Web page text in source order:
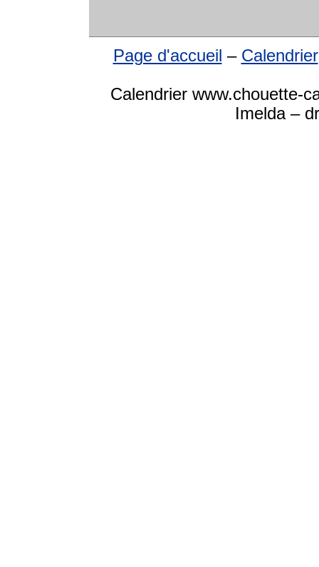
Page d'accueil – Calendrier
Calendrier www.chouette-
Imelda –